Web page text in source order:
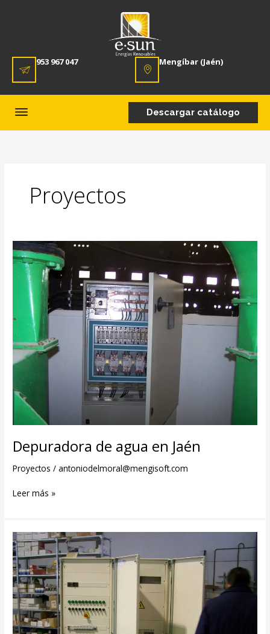
953 967 047 Mengíbar (Jaén)
Descargar catálogo
Proyectos
Depuradora de agua en Jaén
Proyectos /antoniodelmoral@mengisoft.com
Leer más »